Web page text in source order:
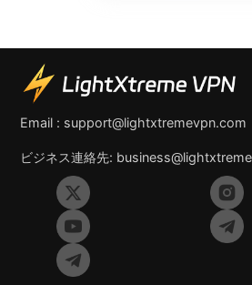
Email : support@lightxtremevpn.com
ビジネス連絡先: